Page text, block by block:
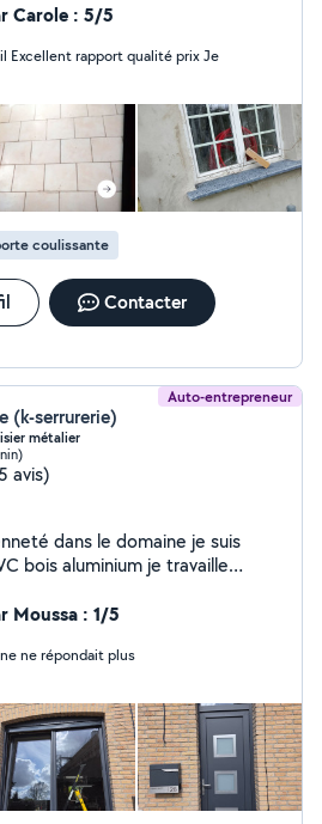
Carole : 5/5
coulissante
Contacter
Auto-entrepreneur
(k-serrurerie)
métalier
avis)
dans le domaine je suis
bois aluminium je travaille
j'interviens sur tout type de
adaptation.
de volet
Moussa : 1/5
ne répondait plus